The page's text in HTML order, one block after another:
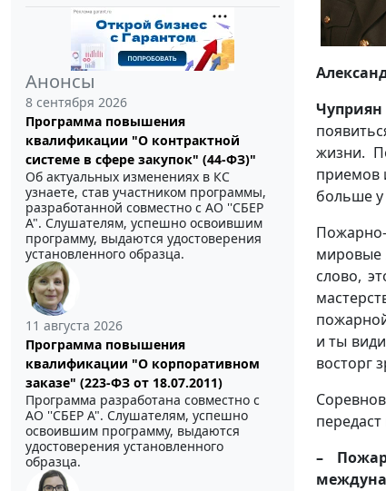
Анонсы
8 сентября 2026
Программа повышения
квалификации "О контрактной
системе в сфере закупок" (44-ФЗ)"
Об актуальных изменениях в КС
узнаете, став участником программы,
разработанной совместно с АО ''СБЕР
А". Слушателям, успешно освоившим
программу, выдаются удостоверения
установленного образца.
11 августа 2026
Программа повышения
квалификации "О корпоративном
заказе" (223-ФЗ от 18.07.2011)
Программа разработана совместно с
АО ''СБЕР А". Слушателям, успешно
освоившим программу, выдаются
удостоверения установленного
образца.
жизни.
приемов
больше у
мировые
слово,
и ты
восторг
–